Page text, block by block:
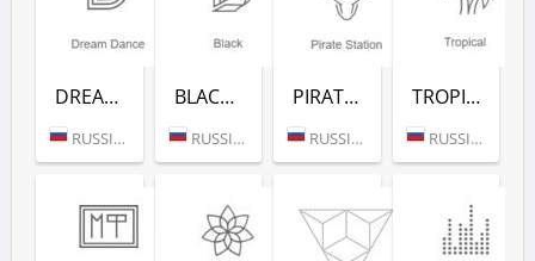
DREAM DANCE (РАДИО РЕКОРД)
RUSSIA (MOSCOW)
BLACK RAP (РАДИО РЕКОРД)
RUSSIA (MOSCOW)
PIRATE STATION (РАДИО РЕКОРД)
RUSSIA (MOSCOW)
TROPICAL (РАДИО РЕКОРД)
RUSSIA (MOSCOW)